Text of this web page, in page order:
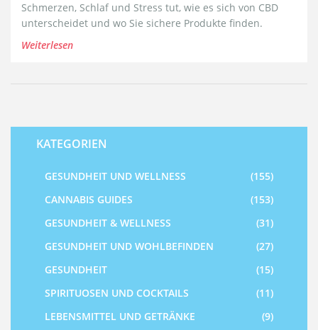
Schmerzen, Schlaf und Stress tut, wie es sich von CBD
unterscheidet und wo Sie sichere Produkte finden.
Weiterlesen
KATEGORIEN
GESUNDHEIT UND WELLNESS
(155)
CANNABIS GUIDES
(153)
GESUNDHEIT & WELLNESS
(31)
GESUNDHEIT UND WOHLBEFINDEN
(27)
GESUNDHEIT
(15)
SPIRITUOSEN UND COCKTAILS
(11)
LEBENSMITTEL UND GETRÄNKE
(9)